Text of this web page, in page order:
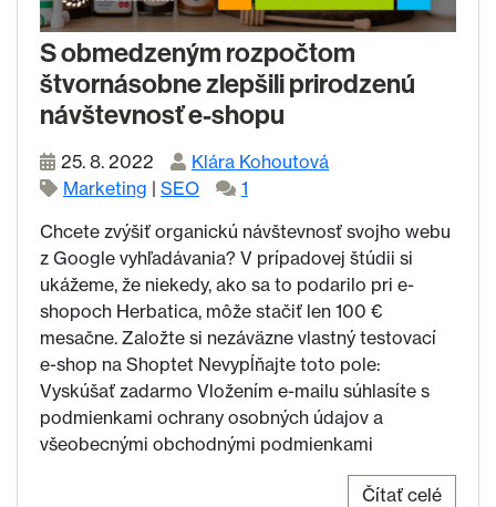
S obmedzeným rozpočtom
štvornásobne zlepšili prirodzenú
návštevnosť e-shopu
25. 8. 2022
Klára Kohoutová
Marketing | SEO
1
Chcete zvýšiť organickú návštevnosť svojho webu
z Google vyhľadávania? V prípadovej štúdii si
ukážeme, že niekedy, ako sa to podarilo pri e-
shopoch Herbatica, môže stačiť len 100 €
mesačne. Založte si nezáväzne vlastný testovací
e-shop na Shoptet Nevypĺňajte toto pole:
Vyskúšať zadarmo Vložením e-mailu súhlasíte s
podmienkami ochrany osobných údajov a
všeobecnými obchodnými podmienkami
Čítať celé